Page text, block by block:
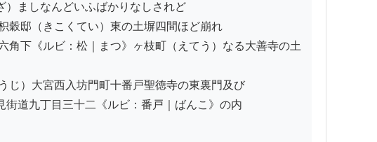
）ましなんどいふばかりなしされど
穀邸（きこくてい）東の土塀四間ほど崩れ
下《ルビ：松｜まつ》ヶ枝町（えてう）なる大善寺の土
じ）大宮西入坊門町十番戸聖徳寺の東裏門及び
道九丁目三十二《ルビ：番戸｜ばんこ》の内